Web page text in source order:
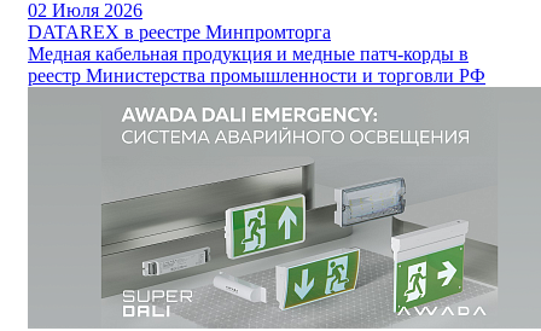
02 Июля 2026
DATAREX в реестре Минпромторга
Медная кабельная продукция и медные патч-корды в
реестр Министерства промышленности и торговли РФ